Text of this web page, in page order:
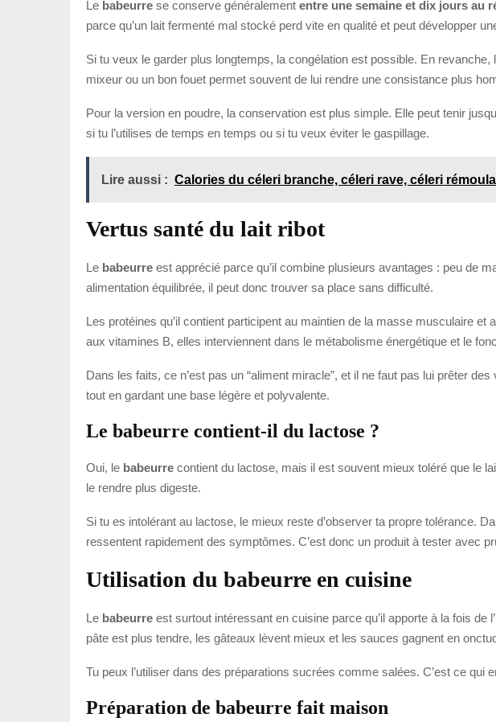
Le babeurre se conserve généralement entre une semaine et dix jours au
parce qu’un lait fermenté mal stocké perd vite en qualité et peut développer
Si tu veux le garder plus longtemps, la congélation est possible. En
mixeur ou un bon fouet permet souvent de lui rendre une consistance plus
Pour la version en poudre, la conservation est plus simple. Elle peut tenir
si tu l’utilises de temps en temps ou si tu veux éviter le gaspillage.
Lire aussi : Calories du céleri branche, céleri rave, céleri
Vertus santé du lait ribot
Le babeurre est apprécié parce qu’il combine plusieurs avantages : peu de
alimentation équilibrée, il peut donc trouver sa place sans difficulté.
Les protéines qu’il contient participent au maintien de la masse musculaire
aux vitamines B, elles interviennent dans le métabolisme énergétique et le
Dans les faits, ce n’est pas un “aliment miracle”, et il ne faut pas lui prêter
tout en gardant une base légère et polyvalente.
Le babeurre contient-il du lactose ?
Oui, le babeurre contient du lactose, mais il est souvent mieux toléré que le
le rendre plus digeste.
Si tu es intolérant au lactose, le mieux reste d’observer ta propre tolérance.
ressentent rapidement des symptômes. C’est donc un produit à tester avec
Utilisation du babeurre en cuisine
Le babeurre est surtout intéressant en cuisine parce qu’il apporte à la fois
pâte est plus tendre, les gâteaux lèvent mieux et les sauces gagnent en
Tu peux l’utiliser dans des préparations sucrées comme salées. C’est ce qui
Préparation de babeurre fait maison